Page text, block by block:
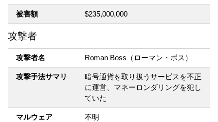
被害額 $235,000,000
攻撃者
攻撃者名 Roman Boss（ローマン・ボス）
攻撃手法サマリ
暗号通貨を取り扱うサービスを不正
に運営、マネーロンダリングを犯し
ていた
マルウェア 不明